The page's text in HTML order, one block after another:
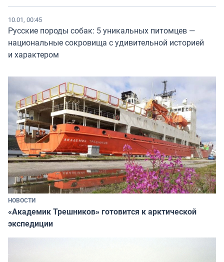
10.01, 00:45
Русские породы собак: 5 уникальных питомцев —
национальные сокровища с удивительной историей
и характером
НОВОСТИ
«Академик Трешников» готовится к арктической
экспедиции